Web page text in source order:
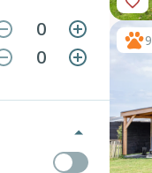
2
10
0
0